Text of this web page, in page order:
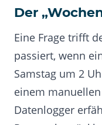
Der
Eine Frage trifft
passiert, wenn
Samstag um 2
einem
Datenlogger